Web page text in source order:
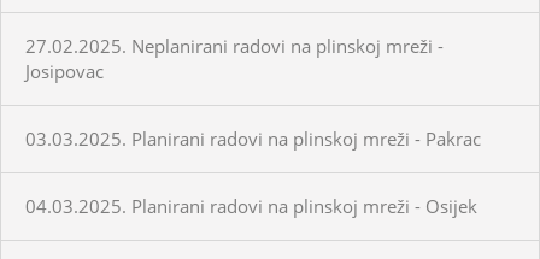
27.02.2025. Neplanirani radovi na plinskoj mreži -
Josipovac
03.03.2025. Planirani radovi na plinskoj mreži - Pakrac
04.03.2025. Planirani radovi na plinskoj mreži - Osijek